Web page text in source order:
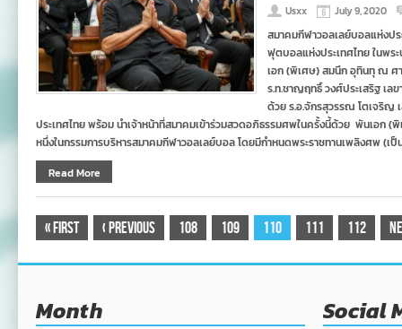
Usxx July 9, 2020
สมาคมกีฬาวอลเลย์บอลแห่งป
ฟุตบอลแห่งประเทศไทย ในพ
เอก (พิเศษ) สมนึก อุทินทุ ณ ศ
ร.ท.ชาญฤทธิ์ วงศ์ประเสริฐ เล
ด้วย ร.อ.จักรสุวรรณ โตเจริญ
ประเทศไทย พร้อม นำเจ้าหน้าที่สมาคมเข้าร่วมสวดอภิธรรมศพในครั้งนี้ด้วย พันเอก
หนึ่งในกรรมการบริหารสมาคมกีฬาวอลเลย์บอล โดยมีกำหนดพระราชทานเพลิงศพ (เ
Read More
« First ‹ Previous 108 109 110 111 112
Month Social